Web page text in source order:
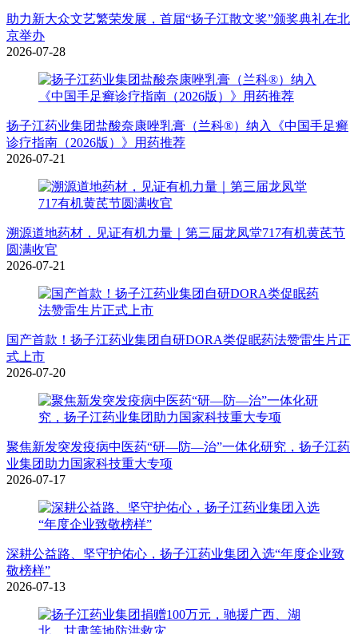
助力新大众文艺繁荣发展，首届“扬子江散文奖”颁奖典礼在北
京举办
2026-07-28
扬子江药业集团盐酸奈康唑乳膏（兰科®）纳入《中国手足癣
诊疗指南（2026版）》用药推荐
2026-07-21
溯源道地药材，见证有机力量｜第三届龙凤堂717有机黄芪节
圆满收官
2026-07-21
国产首款！扬子江药业集团自研DORA类促眠药法赞雷生片正
式上市
2026-07-20
聚焦新发突发疫病中医药“研—防—治”一体化研究，扬子江药
业集团助力国家科技重大专项
2026-07-17
深耕公益路、坚守护佑心，扬子江药业集团入选“年度企业致
敬榜样”
2026-07-13